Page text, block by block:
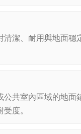
清潔、耐用與地面穩
公共室內區域的地面
度。